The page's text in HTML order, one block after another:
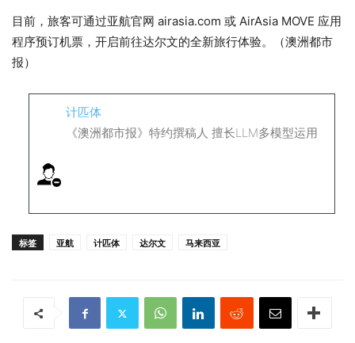
目前，旅客可通过亚航官网 airasia.com 或 AirAsia MOVE 应用
程序预订机票，开启前往达尔文的全新旅行体验。（澳洲都市
报）
计匹体
《澳洲都市报》特约撰稿人 擅长LLM多模型运用
标签 亚航 计匹体 达尔文 马来西亚